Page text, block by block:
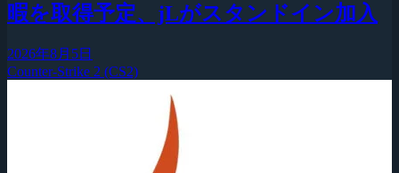
暇を取得予定、jLがスタンドイン加入
2026年8月5日
Counter-Strike 2 (CS2)